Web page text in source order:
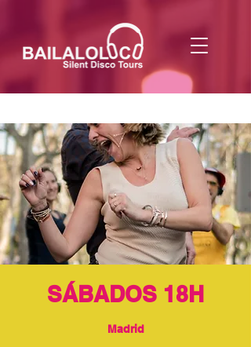
SÁBADOS 18H
Madrid